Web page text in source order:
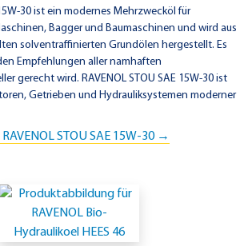
15W-30 ist ein modernes Mehrzwecköl für
Bagger und Baumaschinen und wird aus
solventraffinierten Grundölen hergestellt. Es
Empfehlungen aller namhaften
gerecht wird. RAVENOL STOU SAE 15W-30 ist
Getrieben und Hydrauliksystemen moderner
STOU SAE 15W-30 →